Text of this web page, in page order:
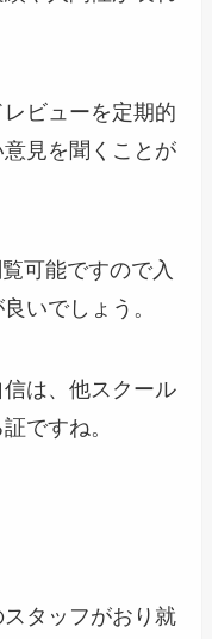
ビューを定期的
見を聞くことが
可能ですので入
いでしょう。
は、他スクール
ですね。
タッフがおり就